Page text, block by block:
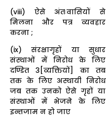
(viii) ऐसे अंतःवासियों से
मिलना और पत्र व्यवहार
करना ;
(ix) संरक्षागृहों या सुधार
संस्थाओं में निरोध के लिए
दण्डित 3[व्यक्तियों] का तब
तक के लिए अस्थायी निरोध
जब तक उनको ऐसे गृहों या
संस्थाओं में भेजने के लिए
इन्तजाम न हो जाए